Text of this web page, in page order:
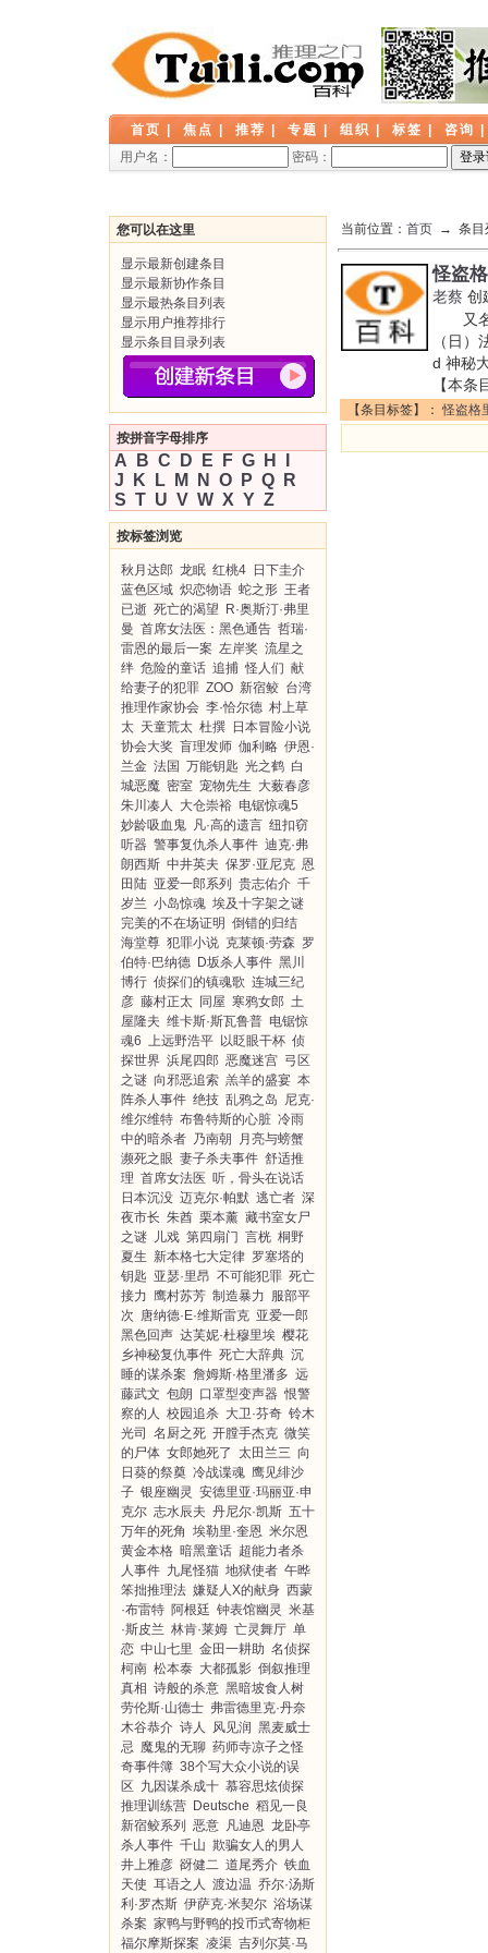
首页 焦点 推荐 专题 组织 标签 咨询
用户名：
密码：
您可以在这里
显示最新创建条目
显示最新协作条目
显示最热条目列表
显示用户推荐排行
显示条目目录列表
按拼音字母排序
A B C D E F G H
J
K L M N O P Q
R
S T U V W X Y Z
按标签浏览
秋月达郎 龙眠 红桃4 日下圭介
蓝色区域 炽恋物语 蛇之形 王者
已逝 死亡的渴望
R·奥斯汀·弗里
曼 首席女法医：黑色通告 哲瑞·
雷恩的最后一案 左岸奖 流星之
绊 危险的童话 追捕 怪人们 献
给妻子的犯罪 ZOO 新宿鲛 台湾
推理作家协会 李·恰尔德 村上草
太 天童荒太 杜撰 日本冒险小说
协会大奖 盲理发师 伽利略 伊恩·
兰金 法国 万能钥匙 光之鹤 白
城恶魔 密室 宠物先生 大薮春彦
朱川凑人
大仓崇裕 电锯惊魂5
妙龄吸血鬼 凡·高的遗言 纽扣窃
听器 警事复仇杀人事件 迪克·弗
朗西斯 中井英夫 保罗·亚尼克 恩
田陆 亚爱一郎系列 贵志佑介 千
岁兰 小岛惊魂 埃及十字架之谜
完美的不在场证明 倒错的归结
海堂尊 犯罪小说 克莱顿·劳森 罗
伯特·巴纳德 D坂杀人事件 黑川
博行 侦探们的镇魂歌 连城三纪
彦 藤村正太 同屋 寒鸦女郎 土
屋隆夫 维卡斯·斯瓦鲁普 电锯惊
魂6 上远野浩平 以眨眼干杯 侦
探世界 浜尾四郎 恶魔迷宫 弓区
之谜 向邪恶追索 羔羊的盛宴 本
阵杀人事件 绝技 乱鸦之岛 尼克·
维尔维特 布鲁特斯的心脏 冷雨
中的暗杀者 乃南朝
月亮与螃蟹
濒死之眼 妻子杀夫事件 舒适推
理 首席女法医 听，骨头在说话
日本沉没 迈克尔·帕默 逃亡者 深
夜市长 朱酋 栗本薰 藏书室女尸
之谜 儿戏 第四扇门 言桄 桐野
夏生 新本格七大定律 罗塞塔的
钥匙 亚瑟·里昂 不可能犯罪 死亡
接力 鹰村苏芳 制造暴力 服部平
次 唐纳德·E·维斯雷克 亚爱一郎
黑色回声 达芙妮·杜穆里埃 樱花
乡神秘复仇事件 死亡大辞典 沉
睡的谋杀案 詹姆斯·格里潘多 远
藤武文 包朗 口罩型变声器 恨警
察的人 校园追杀 大卫·芬奇 铃木
光司
名厨之死 开膛手杰克 微笑
的尸体 女郎她死了 太田兰三 向
日葵的祭奠 冷战谍魂 鹰见绯沙
子 银座幽灵 安德里亚·玛丽亚·申
克尔 志水辰夫 丹尼尔·凯斯 五十
万年的死角 埃勒里·奎恩 米尔恩
黄金本格 暗黑童话 超能力者杀
人事件 九尾怪猫 地狱使者 午晔
笨拙推理法 嫌疑人X的献身 西蒙
·布雷特 阿根廷 钟表馆幽灵 米基
·斯皮兰 林肯·莱姆 亡灵舞厅 单
恋 中山七里 金田一耕助 名侦探
柯南 松本泰 大都孤影 倒叙推理
真相 诗般的杀意 黑暗坡食人树
劳伦斯·山德士 弗雷德里克·丹奈
木谷恭介 诗人 风见润 黑麦威士
忌 魔鬼的无聊 药师寺凉子之怪
奇事件簿 38个写大众小说的误
区 九因谋杀成十 慕容思炫侦探
推理训练营 Deutsche 稻见一良
新宿鲛系列
恶意 凡迪恩 龙卧亭
杀人事件 千山 欺骗女人的男人
井上雅彦 谺健二 道尾秀介 铁血
天使 耳语之人 渡边温 乔尔·汤斯
利·罗杰斯 伊萨克·米契尔 浴场谋
杀案 家鸭与野鸭的投币式寄物柜
福尔摩斯探案 凌渠 吉列尔莫·马
当前位置： 首页 → 条目
怪盗
老蔡 创
又名:
（日
d 神
【本条
【条目标签】：怪盗格